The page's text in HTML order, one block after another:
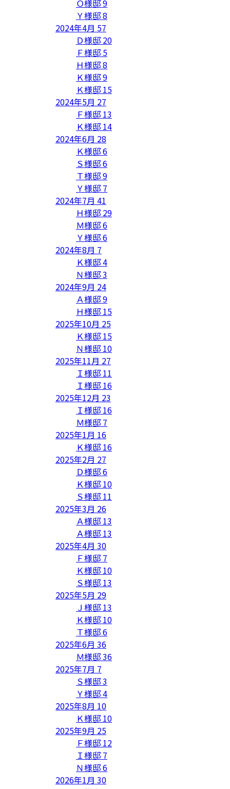
Ｏ様邸9
Ｙ様邸8
2024年4月 57
Ｄ様邸 20
Ｆ様邸 5
Ｈ様邸8
Ｋ様邸9
Ｋ様邸 15
2024年5月 27
Ｆ様邸 13
Ｋ様邸 14
2024年6月 28
Ｋ様邸6
Ｓ様邸6
Ｔ様邸9
Ｙ様邸 7
2024年7月 41
Ｈ様邸 29
Ｍ様邸6
Ｙ様邸6
2024年8月 7
Ｋ様邸4
Ｎ様邸3
2024年9月 24
Ａ様邸9
Ｈ様邸 15
2025年10月 25
Ｋ様邸 15
Ｎ様邸 10
2025年11月 27
Ｉ様邸 11
Ｉ様邸 16
2025年12月 23
Ｉ様邸 16
Ｍ様邸 7
2025年1月 16
Ｋ様邸 16
2025年2月 27
Ｄ様邸6
Ｋ様邸 10
Ｓ様邸 11
2025年3月 26
Ａ様邸 13
Ａ様邸 13
2025年4月 30
Ｆ様邸 7
Ｋ様邸 10
Ｓ様邸 13
2025年5月 29
Ｊ様邸 13
Ｋ様邸 10
Ｔ様邸6
2025年6月 36
Ｍ様邸36
2025年7月 7
Ｓ様邸3
Ｙ様邸4
2025年8月 10
Ｋ様邸 10
2025年9月 25
Ｆ様邸 12
Ｉ様邸 7
Ｎ様邸6
2026年1月 30